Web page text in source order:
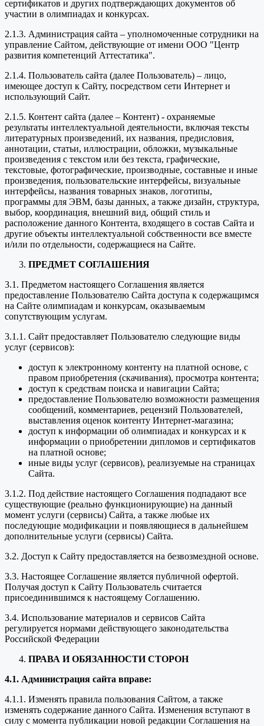
сертификатов и других подтверждающих документов об
участии в олимпиадах и конкурсах.
2.1.3. Администрация сайта – уполномоченные сотрудники на
управление Сайтом, действующие от имени ООО "Центр
развития компетенций Аттестатика".
2.1.4. Пользователь сайта (далее Пользователь) – лицо,
имеющее доступ к Сайту, посредством сети Интернет и
использующий Сайт.
2.1.5. Контент сайта (далее – Контент) - охраняемые
результаты интеллектуальной деятельности, включая тексты
литературных произведений, их названия, предисловия,
аннотации, статьи, иллюстрации, обложки, музыкальные
произведения с текстом или без текста, графические,
текстовые, фотографические, производные, составные и иные
произведения, пользовательские интерфейсы, визуальные
интерфейсы, названия товарных знаков, логотипы,
программы для ЭВМ, базы данных, а также дизайн, структура,
выбор, координация, внешний вид, общий стиль и
расположение данного Контента, входящего в состав Сайта и
другие объекты интеллектуальной собственности все вместе
и/или по отдельности, содержащиеся на Сайте.
ПРЕДМЕТ СОГЛАШЕНИЯ
3.1. Предметом настоящего Соглашения является
предоставление Пользователю Сайта доступа к содержащимся
на Сайте олимпиадам и конкурсам, оказываемым
сопутствующим услугам.
3.1.1. Сайт предоставляет Пользователю следующие виды
услуг (сервисов):
доступ к электронному контенту на платной основе, с
правом приобретения (скачивания), просмотра контента;
доступ к средствам поиска и навигации Сайта;
предоставление Пользователю возможности размещения
сообщений, комментариев, рецензий Пользователей,
выставления оценок контенту Интернет-магазина;
доступ к информации об олимпиадах и конкурсах и к
информации о приобретении дипломов и сертификатов
на платной основе;
иные виды услуг (сервисов), реализуемые на страницах
Сайта.
3.1.2. Под действие настоящего Соглашения подпадают все
существующие (реально функционирующие) на данный
момент услуги (сервисы) Сайта, а также любые их
последующие модификации и появляющиеся в дальнейшем
дополнительные услуги (сервисы) Сайта.
3.2. Доступ к Сайту предоставляется на безвозмездной основе.
3.3. Настоящее Соглашение является публичной офертой.
Получая доступ к Сайту Пользователь считается
присоединившимся к настоящему Соглашению.
3.4. Использование материалов и сервисов Сайта
регулируется нормами действующего законодательства
Российской Федерации
ПРАВА И ОБЯЗАННОСТИ СТОРОН
4.1. Администрация сайта вправе:
4.1.1. Изменять правила пользования Сайтом, а также
изменять содержание данного Сайта. Изменения вступают в
силу с момента публикации новой редакции Соглашения на